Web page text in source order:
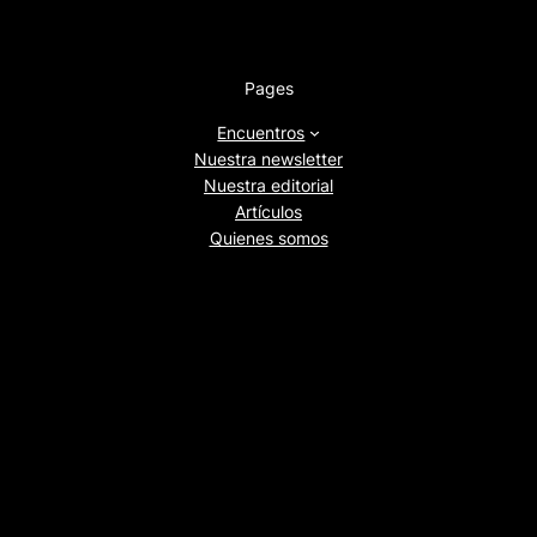
Pages
Encuentros
Nuestra newsletter
Nuestra editorial
Artículos
Quienes somos